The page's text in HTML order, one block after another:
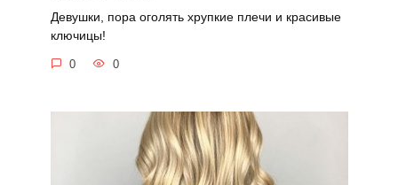
Девушки, пора оголять хрупкие плечи и красивые
ключицы!
0 0